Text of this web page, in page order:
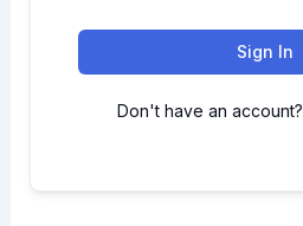
Sign In
Don't have an account?